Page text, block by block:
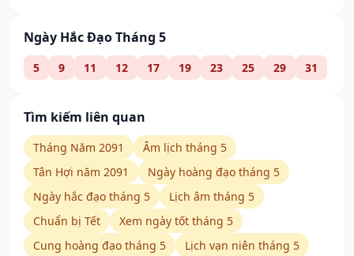
Ngày Hắc Đạo Tháng 5
5 9 11 12 17 19 23 25 29 31
Tìm kiếm liên quan
Tháng Năm 2091
Âm lịch tháng 5
Tân Hợi năm 2091
Ngày hoàng đạo tháng 5
Ngày hắc đạo tháng 5
Lịch âm tháng 5
Chuẩn bị Tết
Xem ngày tốt tháng 5
Cung hoàng đạo tháng 5
Lịch vạn niên tháng 5